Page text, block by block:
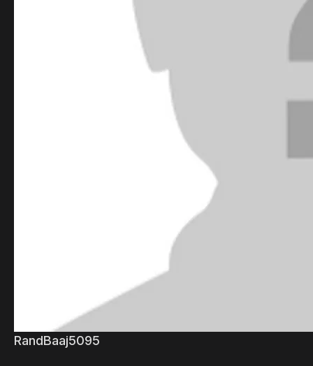
RandBaaj5095